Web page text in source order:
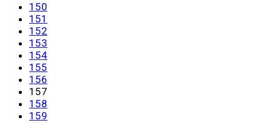
150
151
152
153
154
155
156
157
158
159